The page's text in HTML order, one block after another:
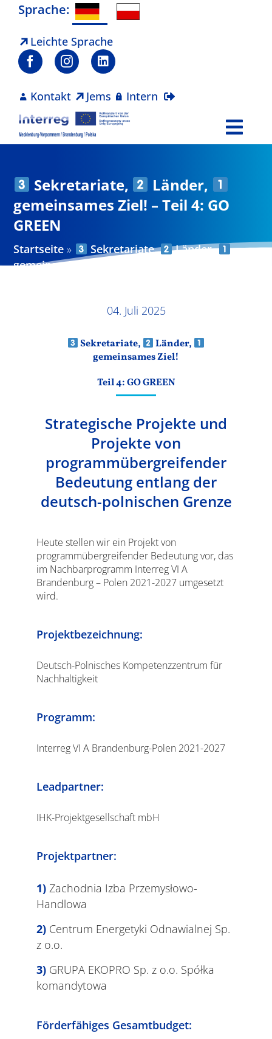
Zum
springen
Sprache:
Leichte Sprache
Kontakt Jems Intern
Projekte
Aktuelles
Sekretariate,
Länder,
gemeinsames Ziel! – Teil 4: GO
GREEN
Startseite » Sekretariate,
Länder,
gemeinsames Ziel! – Teil 4: GO GREEN
04. Juli 2025
Sekretariate,
Länder,
gemeinsames Ziel!
Teil 4: GO GREEN
Strategische Projekte und
Projekte von
programmübergreifender
Bedeutung entlang der
deutsch-polnischen Grenze
Heute stellen wir ein Projekt von
programmübergreifender Bedeutung vor, das
im Nachbarprogramm Interreg VI A
Brandenburg – Polen 2021-2027 umgesetzt
wird.
Projektbezeichnung:
Deutsch-Polnisches Kompetenzzentrum für
Nachhaltigkeit
Programm:
Interreg VI A Brandenburg-Polen 2021-2027
Leadpartner:
IHK-Projektgesellschaft mbH
Projektpartner:
Zachodnia Izba Przemysłowo-
Handlowa
Centrum Energetyki Odnawialnej Sp.
z o.o.
GRUPA EKOPRO Sp. z o.o. Spółka
komandytowa
Förderfähiges Gesamtbudget: